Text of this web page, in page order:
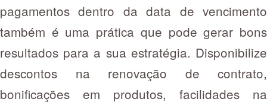
pagamentos dentro da data de vencimento
também é uma prática que pode gerar bons
resultados para a sua estratégia. Disponibilize
descontos na renovação de contrato,
bonificações em produtos, facilidades na